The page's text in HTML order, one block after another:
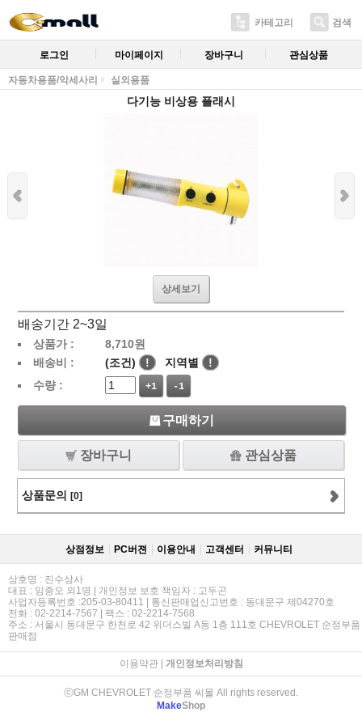
카테고리 검색
로그인 마이페이지 장바구니 관심상품
자동차용품/악세사리 실외용품
다기능 비상용 플래시
상세보기
배송기간 2~3일
상품가 : 8,710원
배송비 :
(조건) ! 지역별
!
수량 :
+1 -1
구매하기
장바구니 관심상품
상품문의 [0]
상점정보 PC버젼 이용안내 고객센터 커뮤니티
상호명 : 진수상사
대표 : 임종오 외1명 | 개인정보 보호 책임자 : 고두곤
사업자등록번호 :205-03-80411 | 통신판매업신고번호 : 동대문구 제04270호
전화 : 02-2214-7567 | 팩스 : 02-2214-7568
주소 : 서울시 동대문구 한천로 42 위더스빌 A동 1층 111호 CHEVROLET 순정부품
판매점
이용약관| 개인정보처리방침
ⓒGM CHEVROLET 순정부품 씨몰 All rights reserved.
MakeShop